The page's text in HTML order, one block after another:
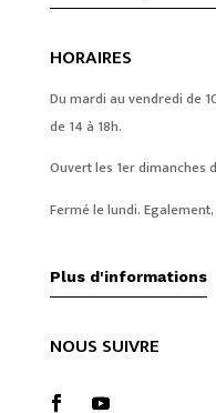
HORAIRES
Du mardi au vendredi de
de 14 à 18h.
Ouvert les 1er dimanches
Fermé le lundi.
Plus d'informations
NOUS SUIVRE